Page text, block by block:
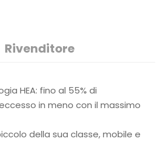
Rivenditore
HEA: fino al 55% di
in meno con il massimo
della sua classe, mobile e